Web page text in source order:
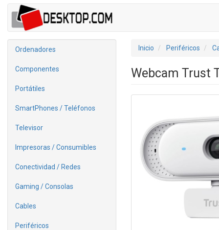
Ordenadores
Componentes
Portátiles
SmartPhones / Teléfonos
Televisor
Impresoras / Consumibles
Conectividad / Redes
Gaming / Consolas
Cables
Periféricos
Inicio Periféricos
Webcam Trust